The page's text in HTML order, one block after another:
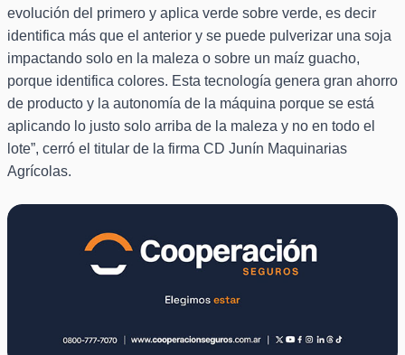
evolución del primero y aplica verde sobre verde, es decir
identifica más que el anterior y se puede pulverizar una soja
impactando solo en la maleza o sobre un maíz guacho,
porque identifica colores. Esta tecnología genera gran ahorro
de producto y la autonomía de la máquina porque se está
aplicando lo justo solo arriba de la maleza y no en todo el
lote”, cerró el titular de la firma CD Junín Maquinarias
Agrícolas.